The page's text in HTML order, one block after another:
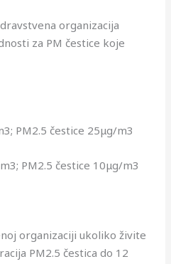
organizacija
za PM čestice koje
PM2.5 čestice 25μg/m3
PM2.5 čestice 10μg/m3
organizaciji ukoliko živite
PM2.5 čestica do 12